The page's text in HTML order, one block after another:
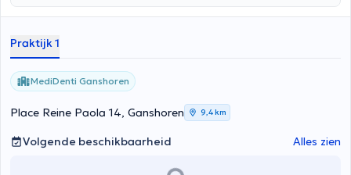
Praktijk 1
MediDenti Ganshoren
Place Reine Paola 14, Ganshoren 9,4 km
Volgende beschikbaarheid Alles zien